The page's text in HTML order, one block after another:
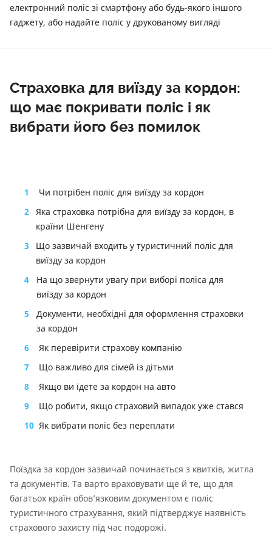
електронний поліс зі смартфону або будь-якого іншого
гаджету, або надайте поліс у друкованому вигляді
Страховка для виїзду за кордон:
що має покривати поліс і як
вибрати його без помилок
1
Чи потрібен поліс для виїзду за кордон
2 Яка страховка потрібна для виїзду за кордон, в
країни Шенгену
3
Що зазвичай входить у туристичний поліс для
виїзду за кордон
4
На що звернути увагу при виборі поліса для
виїзду за кордон
5
Документи, необхідні для оформлення страховки
за кордон
6
Як перевірити страхову компанію
7
Що важливо для сімей із дітьми
8
Якщо ви їдете за кордон на авто
9
Що робити, якщо страховий випадок уже стався
10 Як вибрати поліс без переплати
Поїздка за кордон зазвичай починається з квитків, житла
та документів. Та варто враховувати ще й те, що для
багатьох країн обов’язковим документом є поліс
туристичного страхування, який підтверджує наявність
страхового захисту під час подорожі.